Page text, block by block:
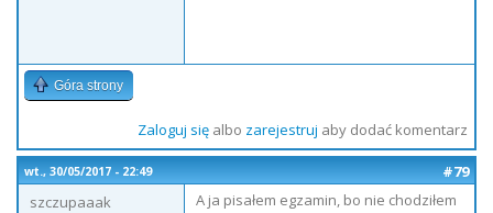
Góra strony
Zaloguj sięalbo zarejestruj aby dodać komentarz
wt., 30/05/2017 - 22:49
#79
szczupaaak
A ja pisałem egzamin, bo nie chodziłem